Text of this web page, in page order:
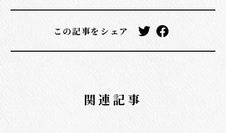
この記事をシェア
関連記事